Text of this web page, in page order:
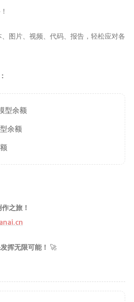
图片、视频、代码、报告，轻松应对各
型余额
余额
之旅！
挥无限可能！ 🚀